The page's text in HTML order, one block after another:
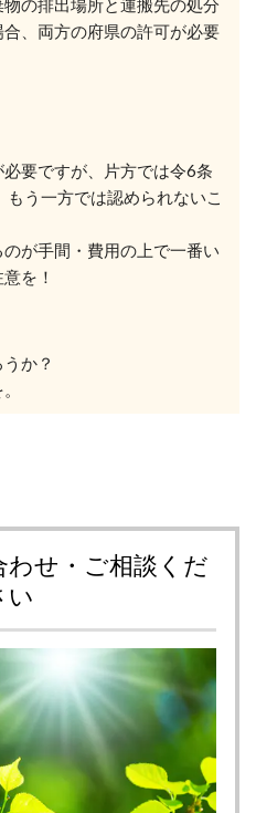
の排出場所と運搬先の処分
、両方の府県の許可が必要
要ですが、片方では令6条
う一方では認められないこ
が手間・ 費用の上で一番い
を！
か？
わせ・ご相談くだ
い